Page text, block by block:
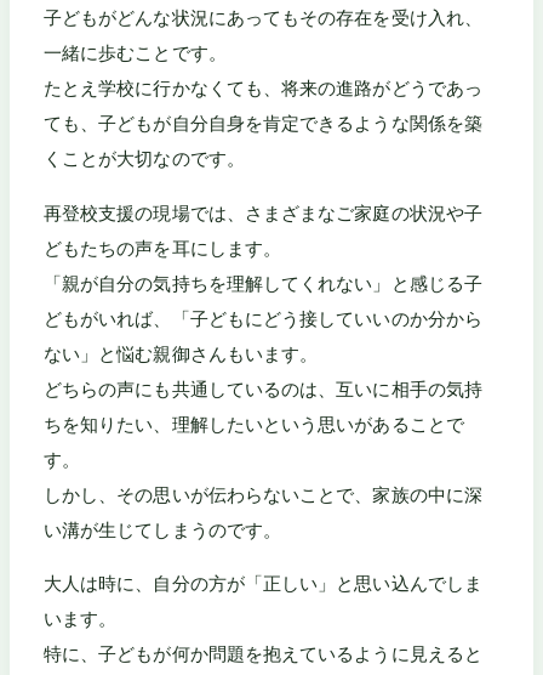
子どもがどんな状況にあってもその存在を受け入れ、
一緒に歩むことです。
たとえ学校に行かなくても、将来の進路がどうであっ
ても、子どもが自分自身を肯定できるような関係を築
くことが大切なのです。
再登校支援の現場では、さまざまなご家庭の状況や子
どもたちの声を耳にします。
「親が自分の気持ちを理解してくれない」と感じる子
どもがいれば、「子どもにどう接していいのか分から
ない」と悩む親御さんもいます。
どちらの声にも共通しているのは、互いに相手の気持
ちを知りたい、理解したいという思いがあることで
す。
しかし、その思いが伝わらないことで、家族の中に深
い溝が生じてしまうのです。
大人は時に、自分の方が「正しい」と思い込んでしま
います。
特に、子どもが何か問題を抱えているように見えると